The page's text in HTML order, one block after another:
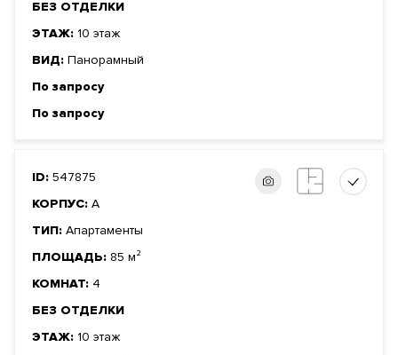
БЕЗ ОТДЕЛКИ
ЭТАЖ: 10 этаж
ВИД: Панорамный
По запросу
По запросу
ID: 547875
КОРПУС: А
ТИП: Апартаменты
ПЛОЩАДЬ: 85 м²
КОМНАТ: 4
БЕЗ ОТДЕЛКИ
ЭТАЖ: 10 этаж